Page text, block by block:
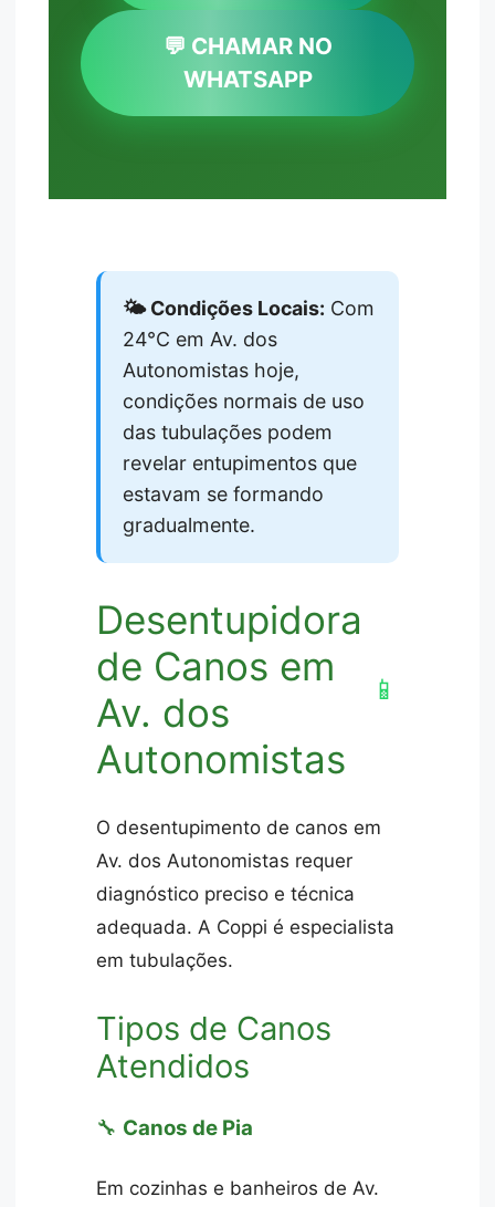
💬 CHAMAR NO
WHATSAPP
🌤️ Condições Locais: Com
24°C em Av. dos
Autonomistas hoje,
condições normais de uso
das tubulações podem
revelar entupimentos que
estavam se formando
gradualmente.
Desentupidora
de Canos em
Av. dos
Autonomistas
📱
O desentupimento de canos em
Av. dos Autonomistas requer
diagnóstico preciso e técnica
adequada. A Coppi é especialista
em tubulações.
Tipos de Canos
Atendidos
🔧 Canos de Pia
Em cozinhas e banheiros de Av.